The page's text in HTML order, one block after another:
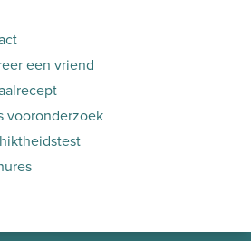
een vriend
vooronderzoek